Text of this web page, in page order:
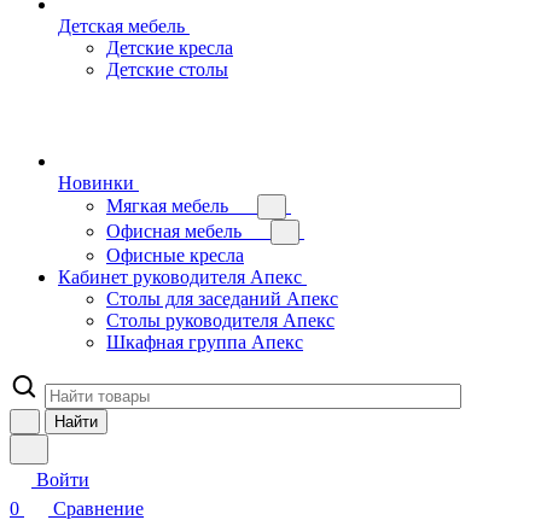
Детская мебель
Детские кресла
Детские столы
Новинки
Мягкая мебель
Офисная мебель
Офисные кресла
Кабинет руководителя Апекс
Столы для заседаний Апекс
Столы руководителя Апекс
Шкафная группа Апекс
Найти
Войти
0
Сравнение